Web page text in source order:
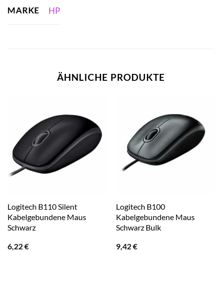
MARKE HP
ÄHNLICHE PRODUKTE
Logitech B110 Silent
Kabelgebundene Maus
Schwarz
6,22€
Logitech B100
Kabelgebundene Maus
Schwarz Bulk
9,42€